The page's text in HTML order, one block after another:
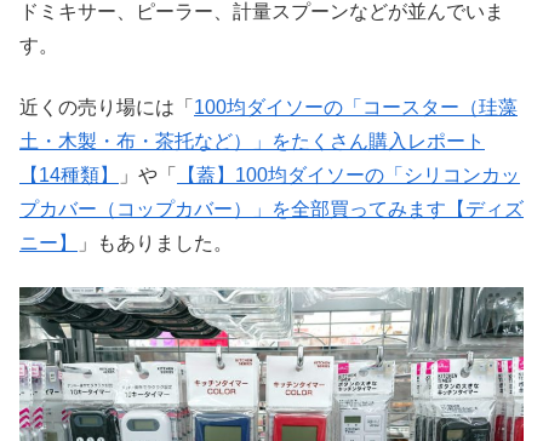
ドミキサー、ピーラー、計量スプーンなどが並んでいま
す。
近くの売り場には「 100均ダイソーの「コースター（珪藻
土・木製・布・茶托など）」をたくさん購入レポート
【14種類】
」や「
【蓋】100均ダイソーの「シリコンカッ
プカバー（コップカバー）」を全部買ってみます【ディズ
ニー】
」もありました。